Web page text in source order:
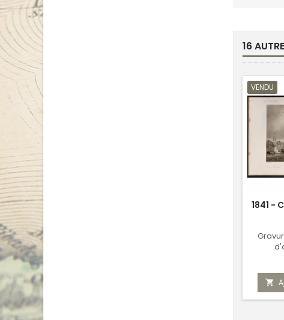
16
VENDU
1841 -
